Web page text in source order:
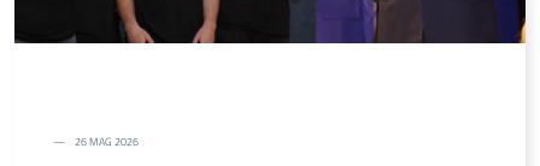
26 MAG 2026